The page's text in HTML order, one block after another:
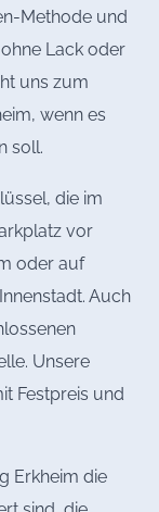
Methode und
Lack oder
uns zum
wenn es
soll.
die im
vor
oder auf
Auch
Unsere
Festpreis und
Erkheim die